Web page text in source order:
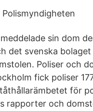
sin dom
det svenska
Poliser och
fick poliser
för
rapporter och